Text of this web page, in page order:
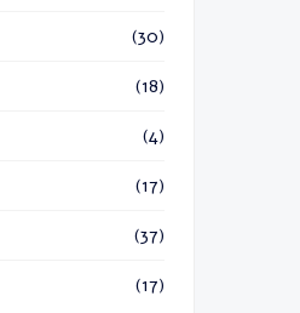
(30)
(18)
(4)
(17)
(37)
(17)